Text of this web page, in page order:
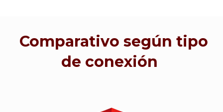
Comparativo según tipo
de conexión